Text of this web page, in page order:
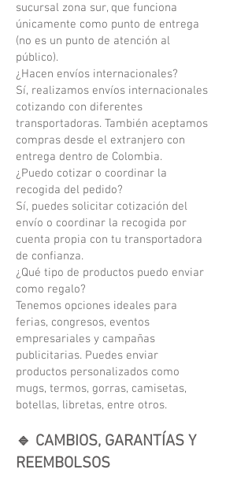
sucursal zona sur, que funciona
únicamente como punto de entrega
(no es un punto de atención al
público).
¿Hacen envíos internacionales?
Sí, realizamos envíos internacionales
cotizando con diferentes
transportadoras. También aceptamos
compras desde el extranjero con
entrega dentro de Colombia.
¿Puedo cotizar o coordinar la
recogida del pedido?
Sí, puedes solicitar cotización del
envío o coordinar la recogida por
cuenta propia con tu transportadora
de confianza.
¿Qué tipo de productos puedo enviar
como regalo?
Tenemos opciones ideales para
ferias, congresos, eventos
empresariales y campañas
publicitarias. Puedes enviar
productos personalizados como
mugs, termos, gorras, camisetas,
botellas, libretas, entre otros.
🔹 CAMBIOS, GARANTÍAS Y
REEMBOLSOS